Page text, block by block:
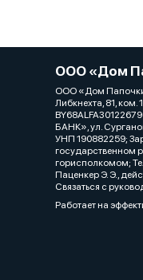
ООО «Дом
ООО «Дом
Либкнехта, 81, ком.
БАНК», ул.
УНП 190882259;
государственном
горисполкомом;
Паценкер Э. Э.,
Связаться с
Работает на